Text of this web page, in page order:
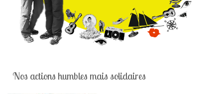
Nos actions humbles mais solidaires